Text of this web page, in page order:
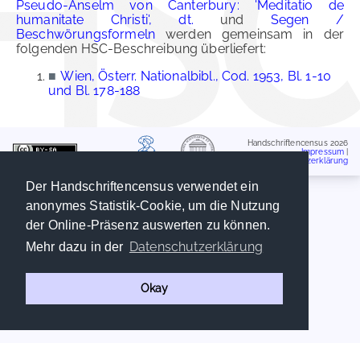
Der Handschriftencensus verwendet ein
anonymes Statistik-Cookie, um die Nutzung
der Online-Präsenz auswerten zu können.
Mehr dazu in der Datenschutzerklärung
Okay
Pseudo-Anselm von Canterbury: 'Meditatio de
humanitate Christi', dt. und Segen /
Beschwörungsformeln werden gemeinsam in der
folgenden HSC-Beschreibung überliefert:
■ Wien, Österr. Nationalbibl., Cod. 1953, Bl. 1-10
und Bl. 178-188
Handschriftencensus 2026
Impressum
Datenschutzerklärung